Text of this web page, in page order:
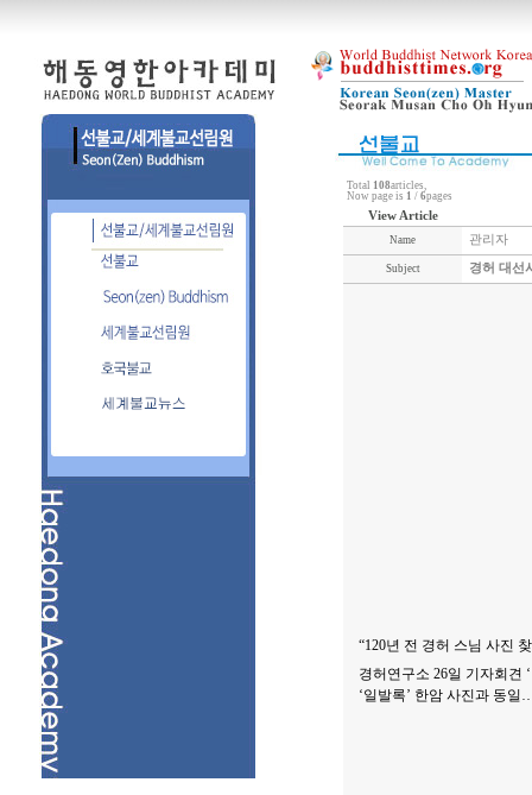
Total 108articles,
Now page is 1 / 6pages
View Article
Name 관리자
Subject 경허 대선
“120년 전 경허 스님 사진
경허연구소 26일 기자회견
‘일발록’ 한암 사진과 동일